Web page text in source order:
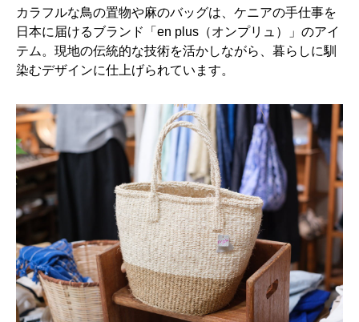
カラフルな鳥の置物や麻のバッグは、ケニアの手仕事を
日本に届けるブランド「en plus（オンプリュ）」のアイ
テム。現地の伝統的な技術を活かしながら、暮らしに馴
染むデザインに仕上げられています。